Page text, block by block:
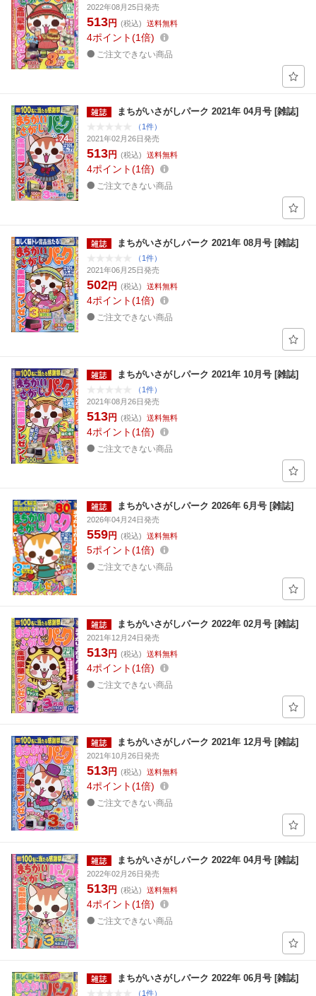
2022年08月25日発売
513円 (税込) 送料無料
4ポイント 1倍
ご注文できない商品
まちがいさがしパーク 2021年 04月号 [雑誌]
（1件）
2021年02月26日発売
513円 (税込) 送料無料
4ポイント 1倍
ご注文できない商品
まちがいさがしパーク 2021年 08月号 [雑誌]
（1件）
2021年06月25日発売
502円 (税込) 送料無料
4ポイント 1倍
ご注文できない商品
まちがいさがしパーク 2021年 10月号 [雑誌]
（1件）
2021年08月26日発売
513円 (税込) 送料無料
4ポイント 1倍
ご注文できない商品
まちがいさがしパーク 2026年 6月号 [雑誌]
2026年04月24日発売
559円 (税込) 送料無料
5ポイント 1倍
ご注文できない商品
まちがいさがしパーク 2022年 02月号 [雑誌]
2021年12月24日発売
513円 (税込) 送料無料
4ポイント 1倍
ご注文できない商品
まちがいさがしパーク 2021年 12月号 [雑誌]
2021年10月26日発売
513円 (税込) 送料無料
4ポイント 1倍
ご注文できない商品
まちがいさがしパーク 2022年 04月号 [雑誌]
2022年02月26日発売
513円 (税込) 送料無料
4ポイント 1倍
ご注文できない商品
まちがいさがしパーク 2022年 06月号 [雑誌]
（1件）